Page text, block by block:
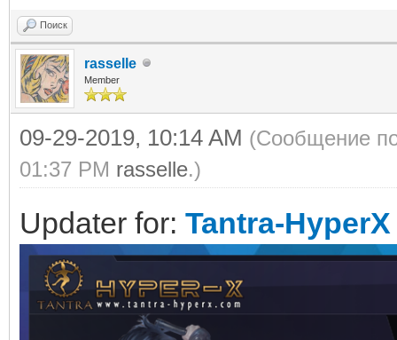
Поиск
rasselle
Member
09-29-2019, 10:14 AM (Сообщение
01:37 PM rasselle.)
Updater for: Tantra-HyperX